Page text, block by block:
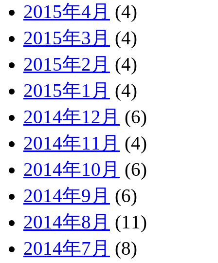
2015年4月 (4)
2015年3月 (4)
2015年2月 (4)
2015年1月 (4)
2014年12月 (6)
2014年11月 (4)
2014年10月 (6)
2014年9月 (6)
2014年8月 (11)
2014年7月 (8)